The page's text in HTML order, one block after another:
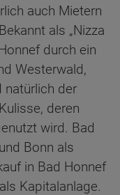
auch Mietern
als „Nizza
durch ein
Westerwald,
natürlich der
deren
wird. Bad
Bonn als
in Bad Honnef
Kapitalanlage.